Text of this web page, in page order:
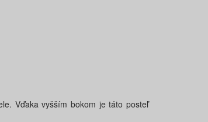
Vďaka vyšším bokom je táto posteľ